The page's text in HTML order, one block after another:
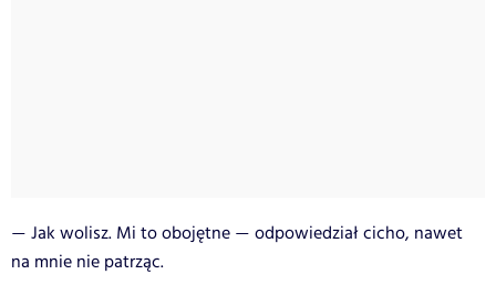
— Jak wolisz. Mi to obojętne — odpowiedział cicho, nawet
na mnie nie patrząc.